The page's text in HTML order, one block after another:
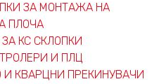
ЗА МОНТАЖА НА
ПЛОЧА
КС СКЛОПКИ
И ПЛЦ
КВАРЦНИ ПРЕКИНУВАЧИ